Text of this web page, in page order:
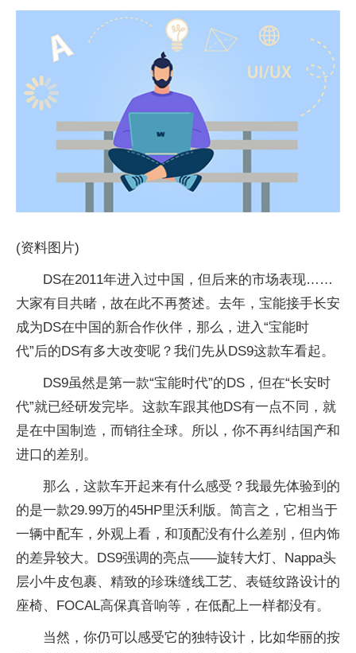
(资料图片)
DS在2011年进入过中国，但后来的市场表现……
大家有目共睹，故在此不再赘述。去年，宝能接手长安
成为DS在中国的新合作伙伴，那么，进入“宝能时
代”后的DS有多大改变呢？我们先从DS9这款车看起。
DS9虽然是第一款“宝能时代”的DS，但在“长安时
代”就已经研发完毕。这款车跟其他DS有一点不同，就
是在中国制造，而销往全球。所以，你不再纠结国产和
进口的差别。
那么，这款车开起来有什么感受？我最先体验到的
的是一款29.99万的45HP里沃利版。简言之，它相当于
一辆中配车，外观上看，和顶配没有什么差别，但内饰
的差异较大。DS9强调的亮点——旋转大灯、Nappa头
层小牛皮包裹、精致的珍珠缝线工艺、表链纹路设计的
座椅、FOCAL高保真音响等，在低配上一样都没有。
当然，你仍可以感受它的独特设计，比如华丽的按